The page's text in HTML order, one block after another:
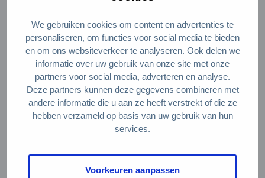
We gebruiken cookies om content en advertenties te
personaliseren, om functies voor social media te bieden
en om ons websiteverkeer te analyseren. Ook delen we
informatie over uw gebruik van onze site met onze
partners voor social media, adverteren en analyse.
Deze partners kunnen deze gegevens combineren met
andere informatie die u aan ze heeft verstrekt of die ze
hebben verzameld op basis van uw gebruik van hun
services.
Voorkeuren aanpassen
Wie zijn wij?
Over ons
Stel je vraag
Servicepunt Team
Veelgestelde vragen
De Natuur en Milieufederaties